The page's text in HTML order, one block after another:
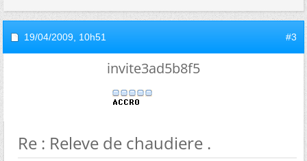
19/04/2009, 10h51 #3
invite3ad5b8f5
Re : Releve de chaudiere .